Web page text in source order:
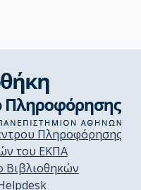
Πληροφόρησης
του ΕΚΠΑ
Βιβλιοθηκών